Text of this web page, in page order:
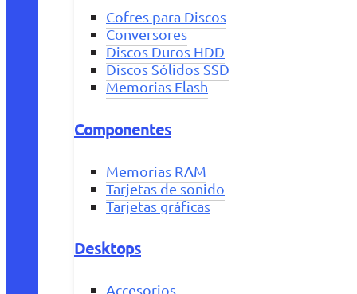
Cofres para Discos
Conversores
Discos Duros HDD
Discos Sólidos SSD
Memorias Flash
Componentes
Memorias RAM
Tarjetas de sonido
Tarjetas gráficas
Desktops
Accesorios